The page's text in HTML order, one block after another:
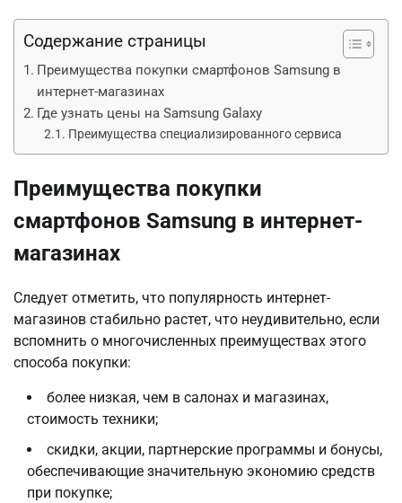
Содержание страницы
Преимущества покупки смартфонов Samsung в
интернет-магазинах
Где узнать цены на Samsung Galaxy
Преимущества специализированного сервиса
Преимущества покупки
смартфонов Samsung в интернет-
магазинах
Следует отметить, что популярность интернет-
магазинов стабильно растет, что неудивительно, если
вспомнить о многочисленных преимуществах этого
способа покупки:
более низкая, чем в салонах и магазинах,
стоимость техники;
скидки, акции, партнерские программы и бонусы,
обеспечивающие значительную экономию средств
при покупке;